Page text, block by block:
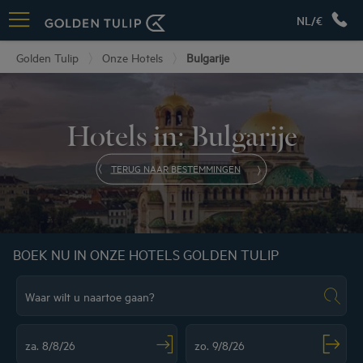
NL/€
Golden Tulip Onze Hotels Bulgarije
Hotels in: Bulgarije
TERUG NAAR BESTEMMINGEN
BOEK NU IN ONZE HOTELS GOLDEN TULIP